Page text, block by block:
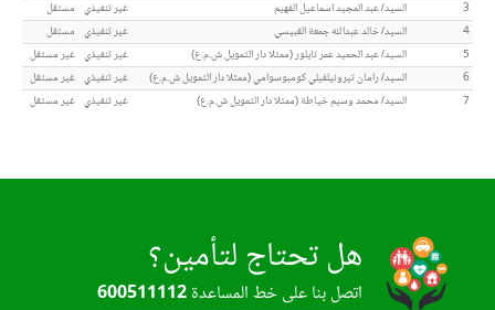
3
السيد/ عبد المجيد اسماعيل الفهيم غير تنفيذي مستقل
4
السيد/ خالد عبدالله جمعة القبيسي غير تنفيذي مستقل
5
السيد/ عبد الحميد عمر تايلور (ممثلا دار التمويل ش.م.ع) غير تنفيذي غير مستقل
6
السيد/ رامان تيرونيلفيلي كومبوسوامي (ممثلا دار التمويل ش.م.ع) غير تنفيذي غير مستقل
7
السيد/ محمد وسيم خياطة (ممثلا دار التمويل ش.م.ع) غير تنفيذي غير مستقل
هل تحتاج لتأمين؟
اتصل بنا على خط المساعدة600511112